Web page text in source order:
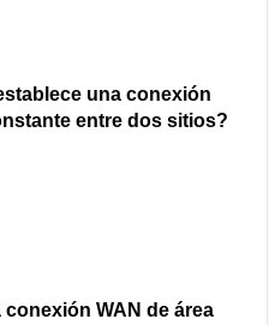
una conexión
entre dos sitios?
WAN de área